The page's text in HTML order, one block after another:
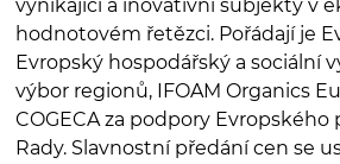
vynikající a inovativní subjekty v
hodnotovém řetězci. Pořádají je
Evropský hospodářský a sociální
výbor regionů, IFOAM Organics
COGECA za podpory Evropského
Rady. Slavnostní předání cen se